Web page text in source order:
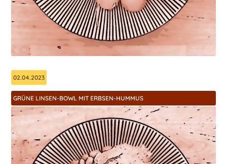
02.04.2023
GRÜNE LINSEN-BOWL MIT ERBSEN-HUMMUS